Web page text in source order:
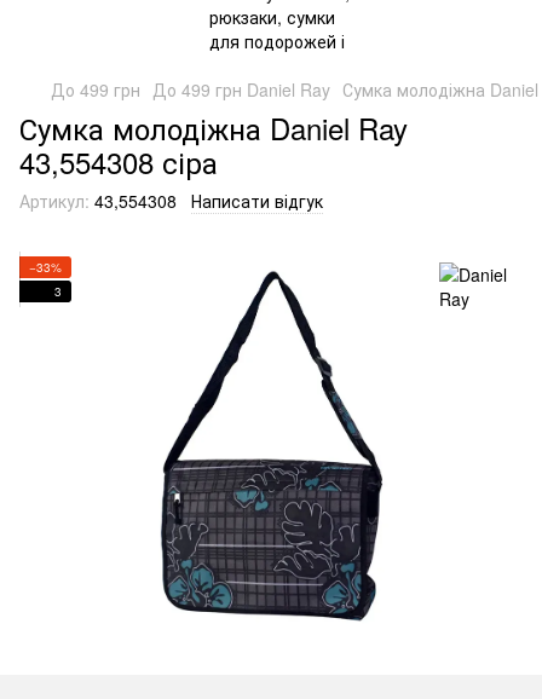
До 499 грн До 499 грн Daniel Ray Сумка молодіжна
Сумка молодіжна Daniel Ray
43,554308 сіра
Артикул: 43,554308 Написати відгук
−33%
3